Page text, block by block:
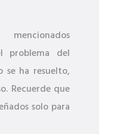
problema del
se ha resuelto,
Recuerde que
solo para